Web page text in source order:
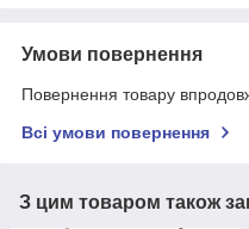
Умови повернення
Повернення товару
Всі умови повернення
З цим товаром також